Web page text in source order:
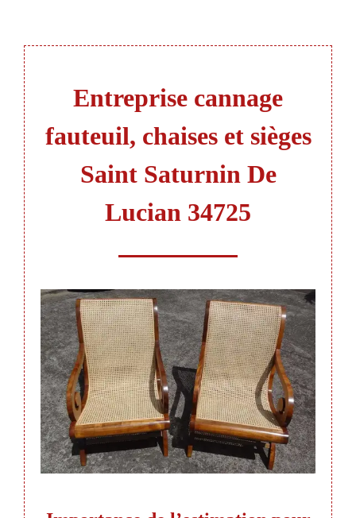
Entreprise cannage
fauteuil, chaises et sièges
Saint Saturnin De
Lucian 34725